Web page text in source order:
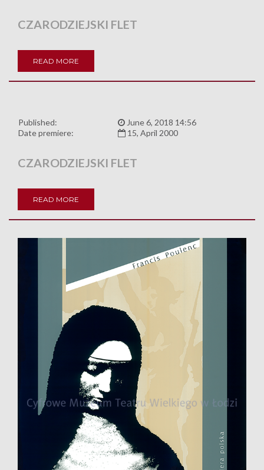
CZARODZIEJSKI FLET
READ MORE
Published:
June 6, 2018 14:56
Date premiere:
15, April 2000
CZARODZIEJSKI FLET
READ MORE